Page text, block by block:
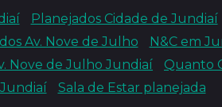
Planejados Cidade de Jundiaí
Av. Nove de Julho N&C em
Nove de Julho Jundiaí
Quanto
Sala de Estar planejada